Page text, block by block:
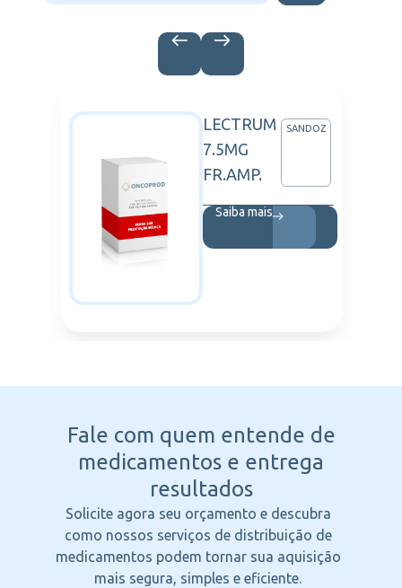
LECTRUM
7.5MG
FR.AMP.
SANDOZ
Saiba mais
Fale com quem entende de
medicamentos e entrega
resultados
Solicite agora seu orçamento e descubra
como nossos serviços de distribuição de
medicamentos podem tornar sua aquisição
mais segura, simples e eficiente.